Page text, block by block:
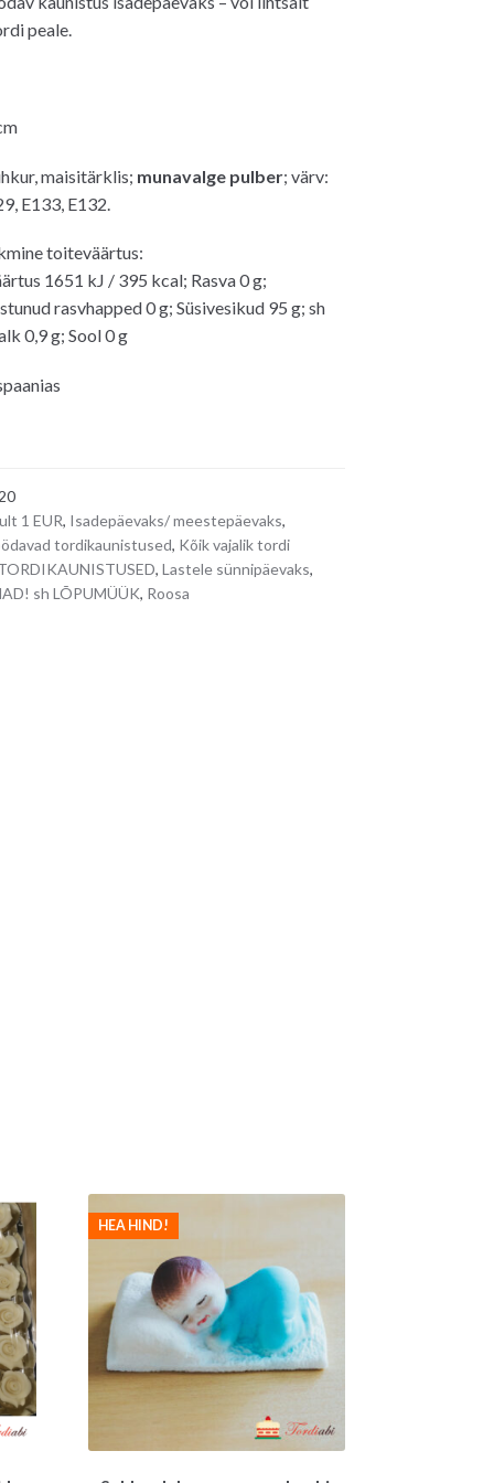
peale.
maisitärklis; munavalge pulber; värv:
E133, E132.
toiteväärtus:
1651 kJ / 395 kcal; Rasva 0 g;
rasvhapped 0 g; Süsivesikud 95 g; sh
0,9 g; Sool 0 g
1 EUR, Isadepäevaks/ meestepäevaks,
tordikaunistused, Kõik vajalik tordi
, Lastele sünnipäevaks,
sh LÕPUMÜÜK, Roosa
HEA HIND!